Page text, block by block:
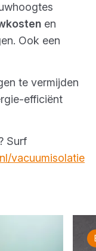
en
Ook een
te vermijden
efficiënt
Surf
vacuumisolatie